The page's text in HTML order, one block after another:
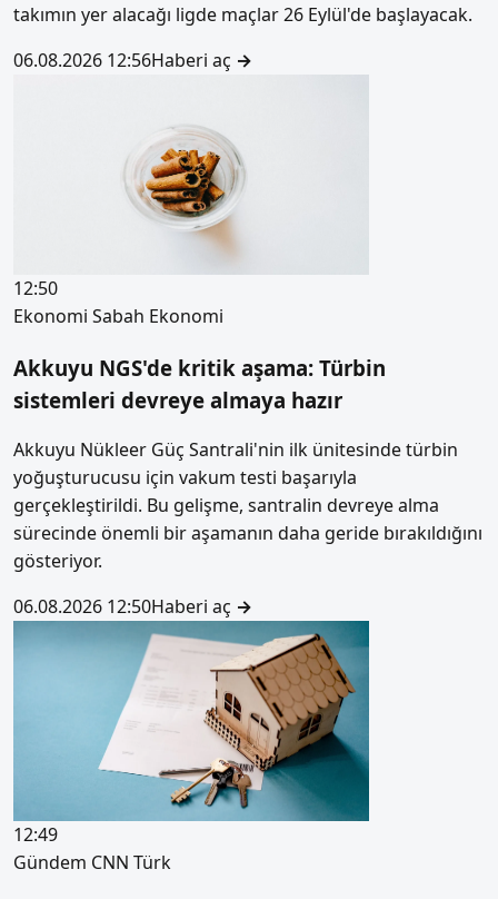
takımın yer alacağı ligde maçlar 26 Eylül'de başlayacak.
06.08.2026 12:56Haberi aç →
12:50
Ekonomi Sabah Ekonomi
Akkuyu NGS'de kritik aşama: Türbin
sistemleri devreye almaya hazır
Akkuyu Nükleer Güç Santrali'nin ilk ünitesinde türbin
yoğuşturucusu için vakum testi başarıyla
gerçekleştirildi. Bu gelişme, santralin devreye alma
sürecinde önemli bir aşamanın daha geride bırakıldığını
gösteriyor.
06.08.2026 12:50Haberi aç →
12:49
Gündem CNN Türk